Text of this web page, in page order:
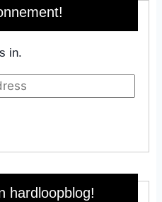
in.
hardloopblog!